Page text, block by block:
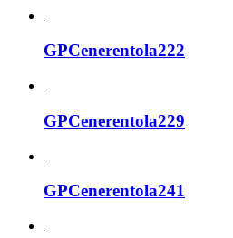
GPCenerentola222
GPCenerentola229
GPCenerentola241